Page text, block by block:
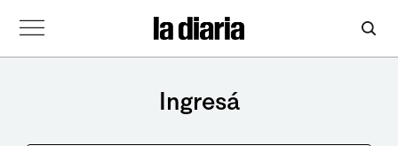
Ingresá